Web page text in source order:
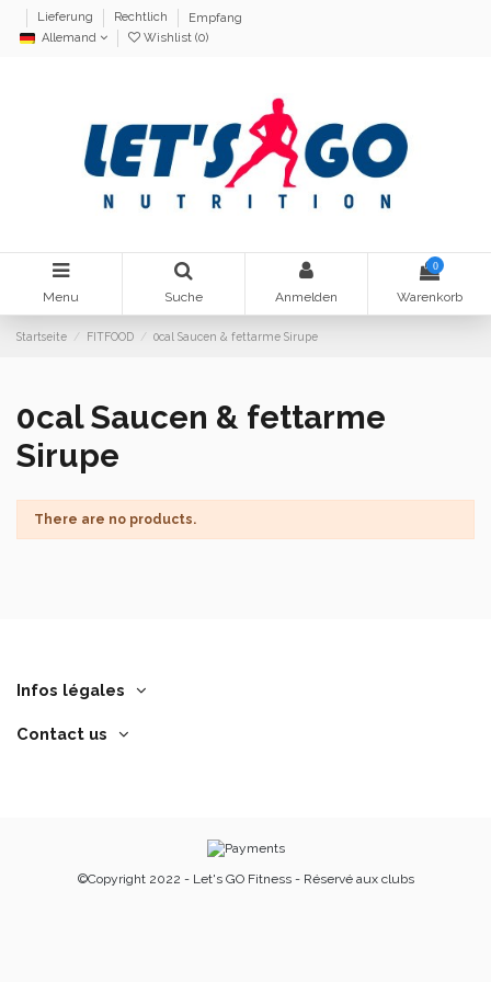
Lieferung Rechtlich
Empfang
Allemand
Wishlist (0)
Menu Suche Anmelden
0
Warenkorb
Startseite FITFOOD 0cal Saucen & fettarme Sirupe
0cal Saucen & fettarme
Sirupe
There are no products.
Infos légales
Contact us
©Copyright 2022 - Let's GO Fitness - Réservé aux clubs